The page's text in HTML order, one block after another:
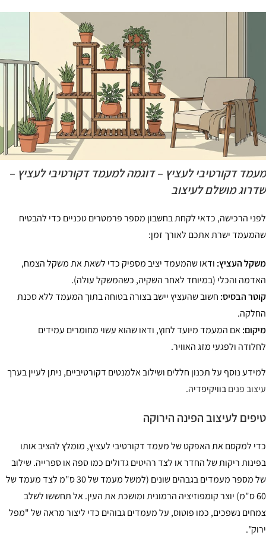
דקורטיבי לעציץ – דוגמה למעמד דקורטיבי לעציץ –
מושלם לעיצוב
הרכישה, כדאי לקחת בחשבון מספר פרמטרים טכניים כדי להבטיח
ישרת אתכם לאורך זמן:
העציץ:ודאו שהמעמד יציב מספיק כדי לשאת את משקל הצמח,
והכלי (במיוחד לאחר השקיה, כשהמשקל עולה).
הבסיס:חשוב שהעציץ יישב בצורה בטוחה בתוך המעמד ללא סכנת
אם המעמד מיועד לחוץ, ודאו שהוא עשוי מחומרים עמידים
ולפגעי מזג האוויר.
נוסף על תכנון חללים ושילוב אלמנטים דקורטיביים, ניתן לעיין בערך
פניםבוויקיפדיה.
לעיצוב הפינה הירוקה
למקסם את האפקט של מעמד דקורטיבי לעציץ, מומלץ להציב אותו
ריקות של החדר או לצד רהיטים גדולים כמו ספה או ספרייה. שילוב
של מספר מעמדים בגבהים שונים (למשל מעמד של 30 ס"מ לצד מעמד של
60 ס"מ) יוצר קומפוזיציה הרמונית ומושכת את העין. אל תחששו לשלב
נשפכים, כמו פוטוס, על מעמדים גבוהים כדי ליצור מראה של "מפל